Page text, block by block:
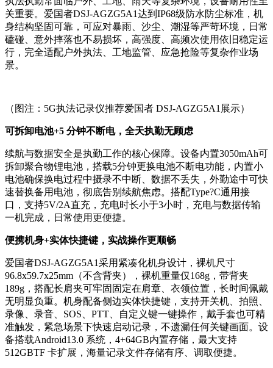
关重要。爱国者DSJ-AGZG5A1达到IP68级防水防尘标准，机
身结构坚固可靠，可应对暴雨、沙尘、潮湿等严苛环境，日常
磕碰、意外摔落也不易损坏，高强度、高频次使用依旧稳定运
行，完全适配户外执法、工地监管、应急抢险等复杂作业场
景。
（图注：5G执法记录仪推荐爱国者 DSJ-AGZG5A1展示）
可拆卸电池+5 分钟不断电，全天执勤无顾虑
续航与数据安全是执勤工作的核心保障。设备内置3050mAh可
拆卸聚合物锂电池，搭载5分钟更换电池不断电功能，内置小
电池确保换电过程中摄录不中断、数据不丢失，外勤途中可快
速替换备用电池，彻底告别续航焦虑。搭配Type?C通用接
口，支持5V/2A直充，充电时长小于3小时，充电与数据传输
一机完成，日常使用更便捷。
便携机身+实体快捷键，实战操作更顺畅
爱国者DSJ-AGZG5A1采用紧凑化机身设计，裸机尺寸
96.8x59.7x25mm（不含背夹），裸机重量仅168g，带背夹
189g，搭配长肩夹可牢固固定在肩章、衣领位置，长时间佩戴
无明显负重。机身配备侧边实体快捷键，支持开关机、拍照、
录像、录音、SOS、PTT、自定义键一键操作，戴手套也可精
准触发，紧急场景下快速启动记录，不遗漏任何关键画面。设
备搭载Android13.0 系统，4+64GB内置存储，最大支持
512GBTF 卡扩展，海量记录文件存储有序、调取便捷。